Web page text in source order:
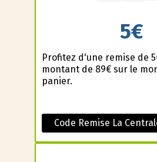
5€
Profitez d'une remise de
montant de 89€ sur le
panier.
Code Remise La